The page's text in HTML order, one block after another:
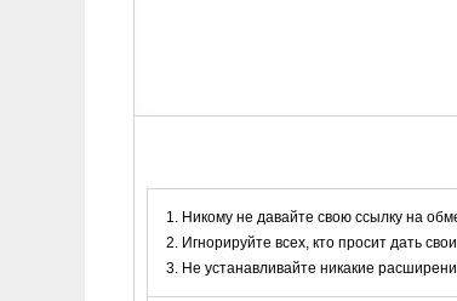
Никому не давайте свою ссылку на
Игнорируйте всех, кто просит дать
Не устанавливайте никакие